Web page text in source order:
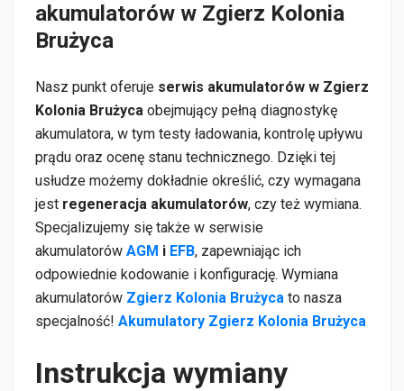
akumulatorów w Zgierz Kolonia
Brużyca
Nasz punkt oferuje serwis akumulatorów w Zgierz
Kolonia Brużyca obejmujący pełną diagnostykę
akumulatora, w tym testy ładowania, kontrolę upływu
prądu oraz ocenę stanu technicznego. Dzięki tej
usłudze możemy dokładnie określić, czy wymagana
jest regeneracja akumulatorów, czy też wymiana.
Specjalizujemy się także w serwisie
akumulatorów AGM i EFB, zapewniając ich
odpowiednie kodowanie i konfigurację. Wymiana
akumulatorów Zgierz Kolonia Brużyca to nasza
specjalność! Akumulatory Zgierz Kolonia Brużyca
Instrukcja wymiany